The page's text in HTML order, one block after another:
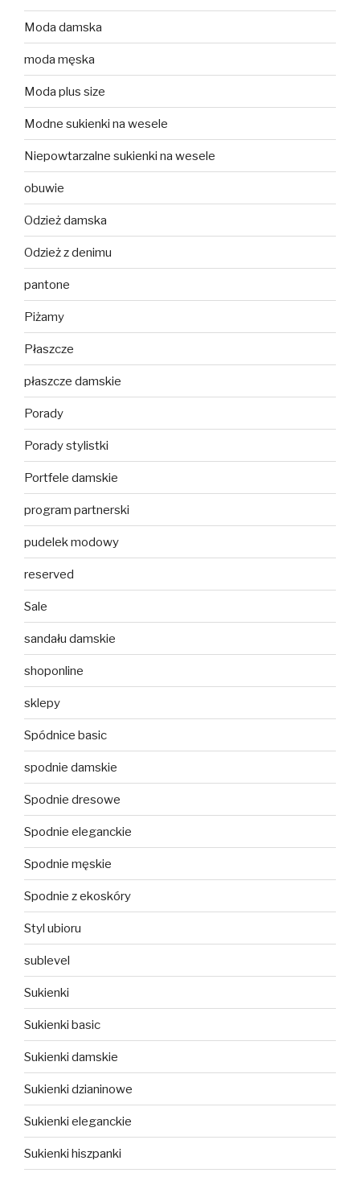
Moda damska
moda męska
Moda plus size
Modne sukienki na wesele
Niepowtarzalne sukienki na wesele
obuwie
Odzież damska
Odzież z denimu
pantone
Piżamy
Płaszcze
płaszcze damskie
Porady
Porady stylistki
Portfele damskie
program partnerski
pudelek modowy
reserved
Sale
sandału damskie
shoponline
sklepy
Spódnice basic
spodnie damskie
Spodnie dresowe
Spodnie eleganckie
Spodnie męskie
Spodnie z ekoskóry
Styl ubioru
sublevel
Sukienki
Sukienki basic
Sukienki damskie
Sukienki dzianinowe
Sukienki eleganckie
Sukienki hiszpanki